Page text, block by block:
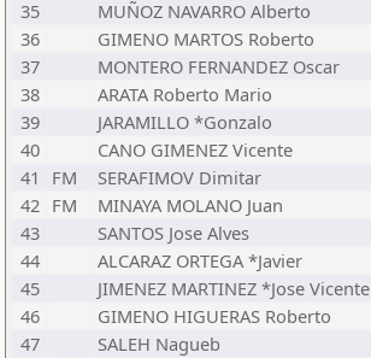
35
MUÑOZ NAVARRO Alberto
36
GIMENO MARTOS Roberto
37
MONTERO FERNANDEZ Oscar
38
ARATA Roberto Mario
39
JARAMILLO *Gonzalo
40
CANO GIMENEZ Vicente
41
FM SERAFIMOV Dimitar
42 FM MINAYA MOLANO Juan
43
SANTOS Jose Alves
44
ALCARAZ ORTEGA *Javier
45
JIMENEZ MARTINEZ *Jose Vicente
46
GIMENO HIGUERAS Roberto
47
SALEH Nagueb